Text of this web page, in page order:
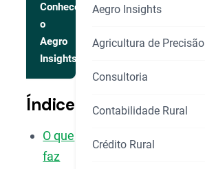
Conhecer
o
Aegro
Insights
Índice
O que
faz
Aegro Insights
Agricultura de Precisão
Consultoria
Contabilidade Rural
Crédito Rural